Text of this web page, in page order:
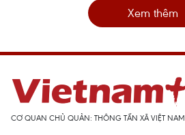
Xem thêm
CƠ QUAN CHỦ QUẢN: THÔNG TẤN XÃ VIỆT NAM